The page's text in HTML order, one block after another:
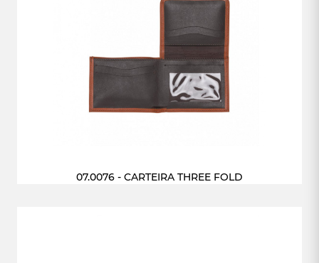
07.0076 - CARTEIRA THREE FOLD